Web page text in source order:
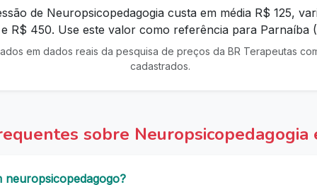
de Neuropsicopedagogia custa em média R$ 125,
R$ 450. Use este valor como referência para Parnaíba
em dados reais da pesquisa de preços da BR Terapeutas
cadastrados.
sobre Neuropsicopedagogia
neuropsicopedagogo?